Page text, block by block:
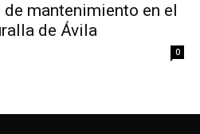
mantenimiento en el
de Ávila
0